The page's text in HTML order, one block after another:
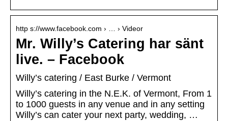
http s://www.facebook.com › … › Videor
Mr. Willy’s Catering har sänt
live. – Facebook
Willy’s catering / East Burke / Vermont
Willy’s catering in the N.E.K. of Vermont, From 1
to 1000 guests in any venue and in any setting
Willy’s can cater your next party, wedding, …